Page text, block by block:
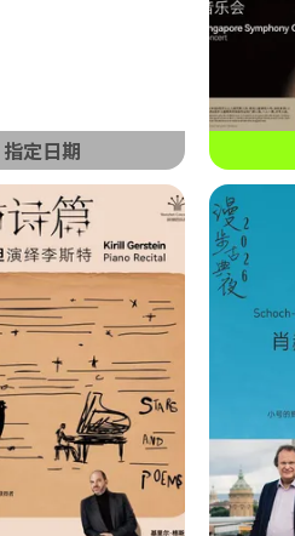
指定日期